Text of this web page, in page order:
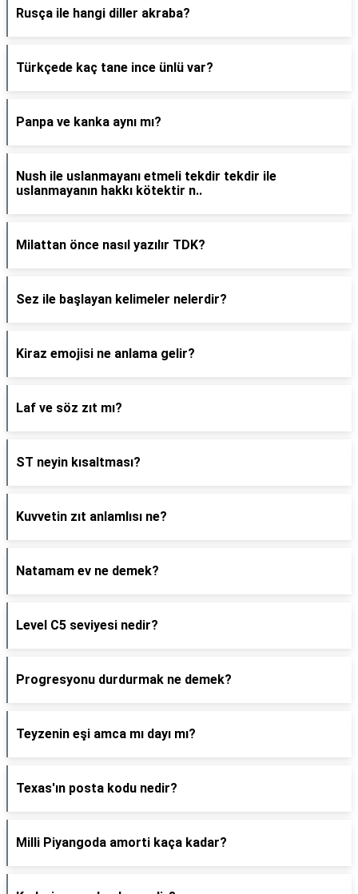
Rusça ile hangi diller akraba?
Türkçede kaç tane ince ünlü var?
Panpa ve kanka aynı mı?
Nush ile uslanmayanı etmeli tekdir tekdir ile
uslanmayanın hakkı kötektir n..
Milattan önce nasıl yazılır TDK?
Sez ile başlayan kelimeler nelerdir?
Kiraz emojisi ne anlama gelir?
Laf ve söz zıt mı?
ST neyin kısaltması?
Kuvvetin zıt anlamlısı ne?
Natamam ev ne demek?
Level C5 seviyesi nedir?
Progresyonu durdurmak ne demek?
Teyzenin eşi amca mı dayı mı?
Texas'ın posta kodu nedir?
Milli Piyangoda amorti kaça kadar?